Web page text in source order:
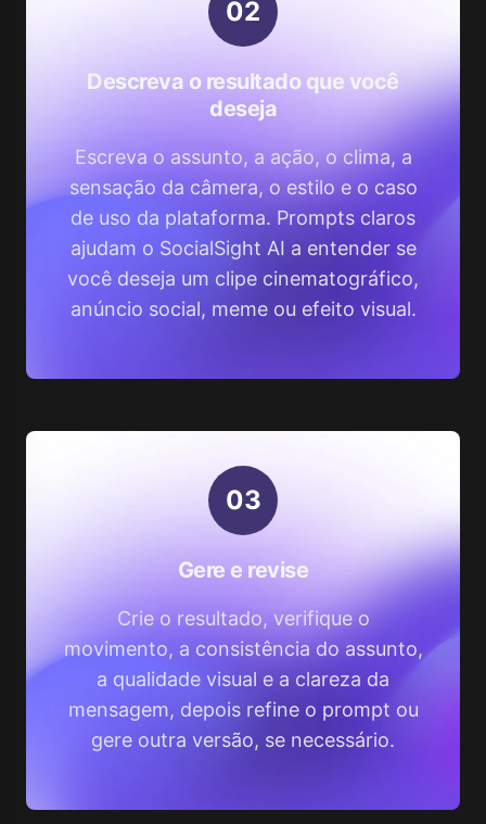
02
Descreva o resultado que você
deseja
Escreva o assunto, a ação, o clima, a
sensação da câmera, o estilo e o caso
de uso da plataforma. Prompts claros
ajudam o SocialSight AI a entender se
você deseja um clipe cinematográfico,
anúncio social, meme ou efeito visual.
03
Gere e revise
Crie o resultado, verifique o
movimento, a consistência do assunto,
a qualidade visual e a clareza da
mensagem, depois refine o prompt ou
gere outra versão, se necessário.